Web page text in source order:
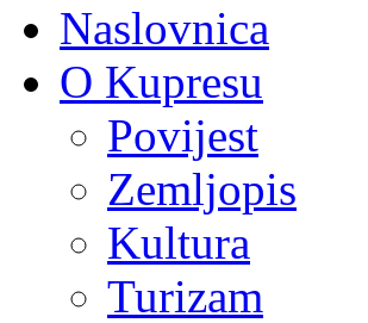
Naslovnica
O Kupresu
Povijest
Zemljopis
Kultura
Turizam